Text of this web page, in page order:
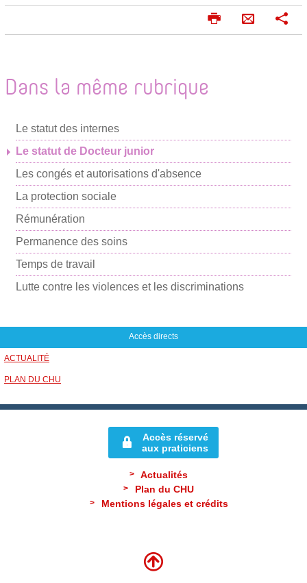
I
m
n
a
r
m
a
Dans la même rubrique
Le statut des internes
Le statut de Docteur junior
Les congés et autorisations d'absence
La protection sociale
Rémunération
Permanence des soins
Temps de travail
Lutte contre les violences et les discriminations
Accès directs
ACTUALITÉ
PLAN DU CHU
Accès réservé
aux praticiens
Actualités
Plan du CHU
Mentions légales et crédits